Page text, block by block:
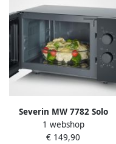
Severin MW 7782 Solo
Magnetron – Glazen Bodem
zonder Draaiplateau – Extra
1 webshop
€ 149,90